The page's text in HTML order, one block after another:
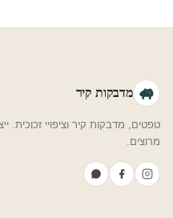
מדבקות קיר
מרוצים.